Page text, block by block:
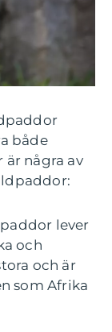
både
är några av
lever
och
och är
som Afrika